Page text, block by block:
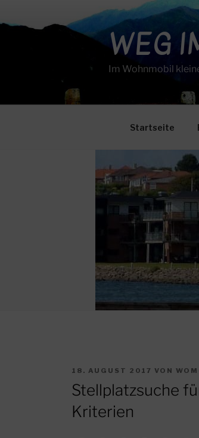
Inhalt
WEG
Im Wohnmobil
Startseite
VERÖFFENTLICHT
AM
18. AUGUST 2017 VON
Stellplatzsuche
Kriterien